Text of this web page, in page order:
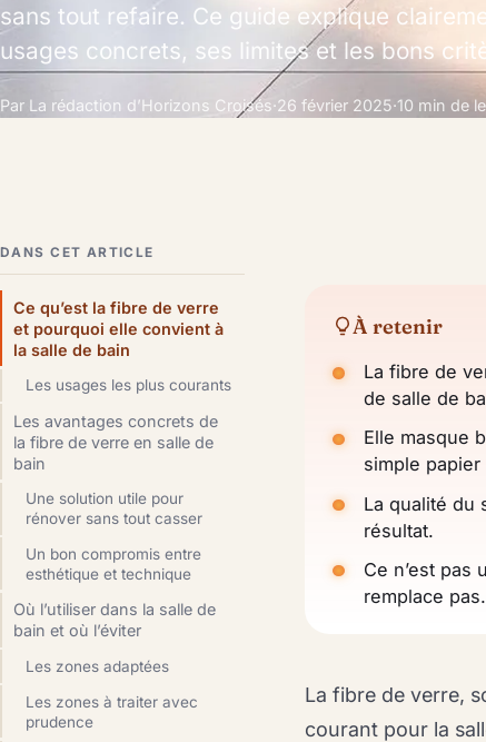
sans tout refaire. Ce guide explique
usages concrets, ses limites et les bons
Par La rédaction d’Horizons Croisés·26 février 2025·10 min de
DANS CET ARTICLE
Ce qu’est la fibre de verre
et pourquoi elle convient à
la salle de bain
Les usages les plus courants
Les avantages concrets de
la fibre de verre en salle de
bain
Une solution utile pour
rénover sans tout casser
Un bon compromis entre
esthétique et technique
Où l’utiliser dans la salle de
bain et où l’éviter
Les zones adaptées
Les zones à traiter avec
prudence
À retenir
La fibre de
de salle de
Elle masque
simple papier
La qualité du
résultat.
Ce n’est pas
remplace pas.
La fibre de verre,
courant pour la